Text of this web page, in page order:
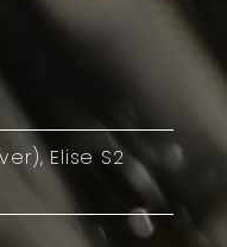
Elise S2